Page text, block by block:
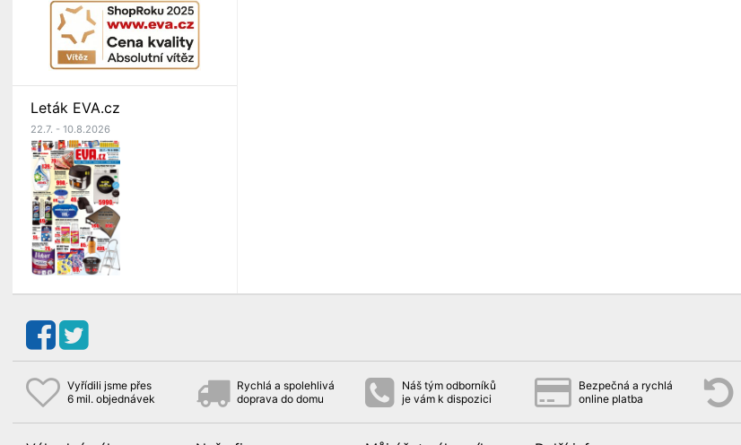
Leták EVA.cz
22.7. - 10.8.2026
Vyřídili jsme přes
6 mil. objednávek
Rychlá a spolehlivá
doprava do domu
Náš tým odborníků
je vám k dispozici
Bezpečná a rychlá
online platba